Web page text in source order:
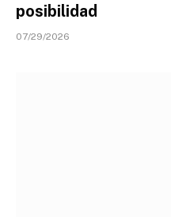
posibilidad
07/29/2026